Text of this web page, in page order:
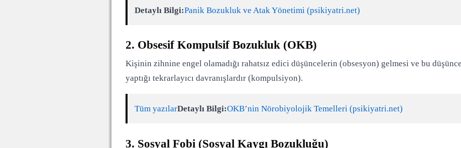
Detaylı Bilgi:Panik Bozukluk ve Atak Yönetimi (psikiyatri.net)
2. Obsesif Kompulsif Bozukluk (OKB)
Kişinin zihnine engel olamadığı rahatsız edici düşüncelerin (obsesyon) gelmesi ve bu
yaptığı tekrarlayıcı davranışlardır (kompulsiyon).
Tüm yazılarDetaylı Bilgi:OKB’nin Nörobiyolojik Temelleri (psikiyatri.net)
3. Sosyal Fobi (Sosyal Kaygı Bozukluğu)